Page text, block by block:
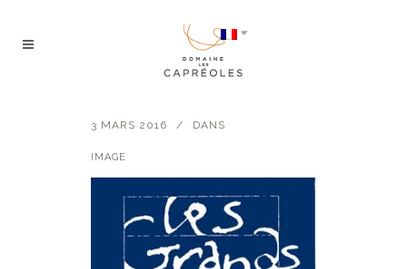
3 MARS 2016 DANS
IMAGE